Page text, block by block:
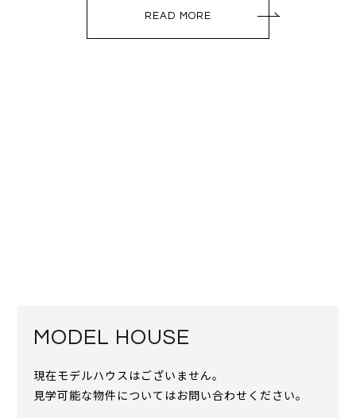
READ MORE
MODEL HOUSE
現在モデルハウスはございません。
見学可能な物件についてはお問い合わせください。